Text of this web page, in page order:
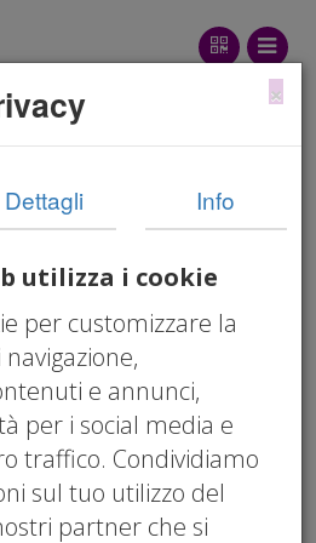
231/2001:
degli
Enti
2024–2026
dei reati
si
×
Dettagli Info
utilizza i cookie
per customizzare la
e annunci,
per i social media e
traffico. Condividiamo
sul tuo utilizzo del
partner che si